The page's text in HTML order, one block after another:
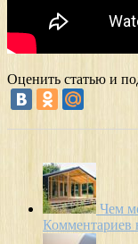
Оценить статью и
Чем
Комментариев